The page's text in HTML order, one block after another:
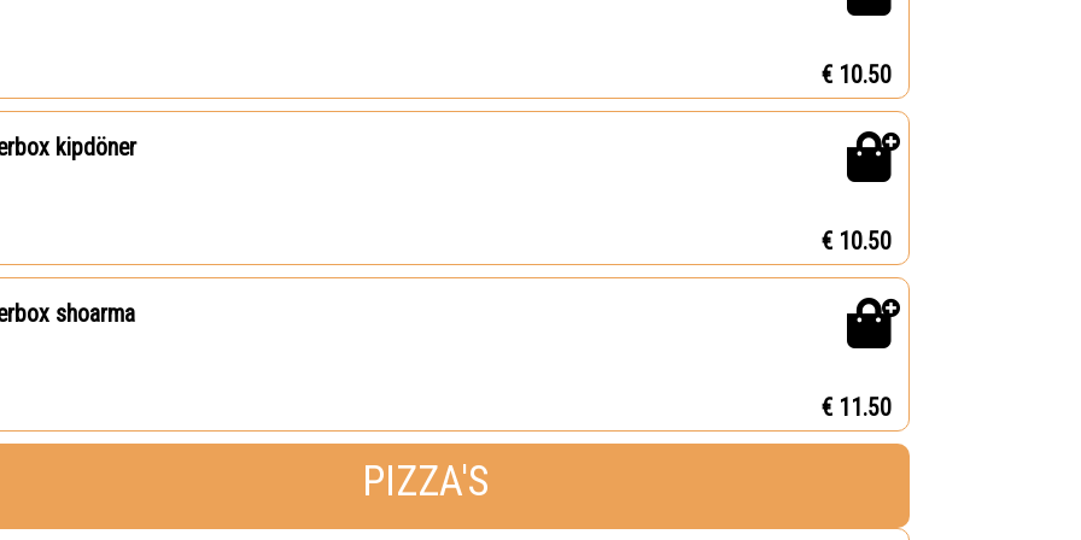
€ 10.50
kipdöner
€ 10.50
shoarma
€ 11.50
PIZZA'S